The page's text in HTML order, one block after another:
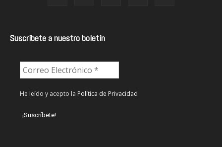
Suscríbete a nuestro boletín
He leído y acepto la Política de Privacidad